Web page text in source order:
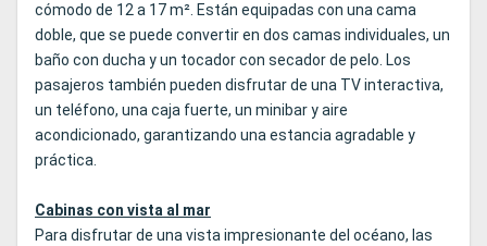
cómodo de 12 a 17 m². Están equipadas con una cama
doble, que se puede convertir en dos camas individuales, un
baño con ducha y un tocador con secador de pelo. Los
pasajeros también pueden disfrutar de una TV interactiva,
un teléfono, una caja fuerte, un minibar y aire
acondicionado, garantizando una estancia agradable y
práctica.
Cabinas con vista al mar
Para disfrutar de una vista impresionante del océano, las